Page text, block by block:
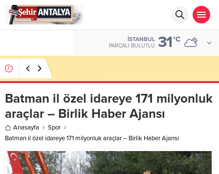
İSTANBUL
PARÇALI BULUTLU 31°C
Batman il özel idareye 171 milyonluk
araçlar – Birlik Haber Ajansı
Anasayfa
Spor
Batman il özel idareye 171 milyonluk araçlar – Birlik Haber Ajansı